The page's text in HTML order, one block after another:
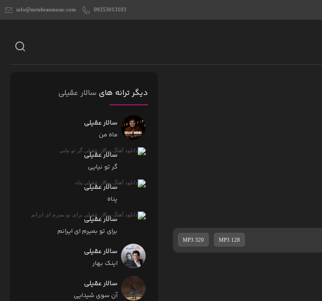
info@mrtehranmusic.com 09353013103
MP3 320 MP3 128
دیگر ترانه های سالار عقیلی
سالار عقیلی
ماه من
سالار عقیلی
گر تو نیایی
سالار عقیلی
پناه
سالار عقیلی
برای تو بمیرم ای ایرانم
سالار عقیلی
اینک بهار
سالار عقیلی
آن سوی شیدایی